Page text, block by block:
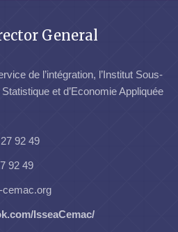
General
de l’intégration, l’Institut Sous-
et d’Economie Appliquée
92 49
92 49
cemac.org
IsseaCemac/